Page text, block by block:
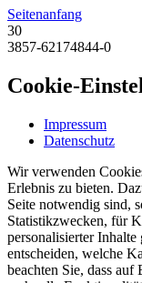
Seitenanfang
30
3857-62174844-0
Cookie-
Impressum
Datenschutz
Wir verwenden
Erlebnis zu bieten.
Seite notwendig sind,
Statistikzwecken, für
personalisierter
entscheiden, welche
beachten Sie, dass